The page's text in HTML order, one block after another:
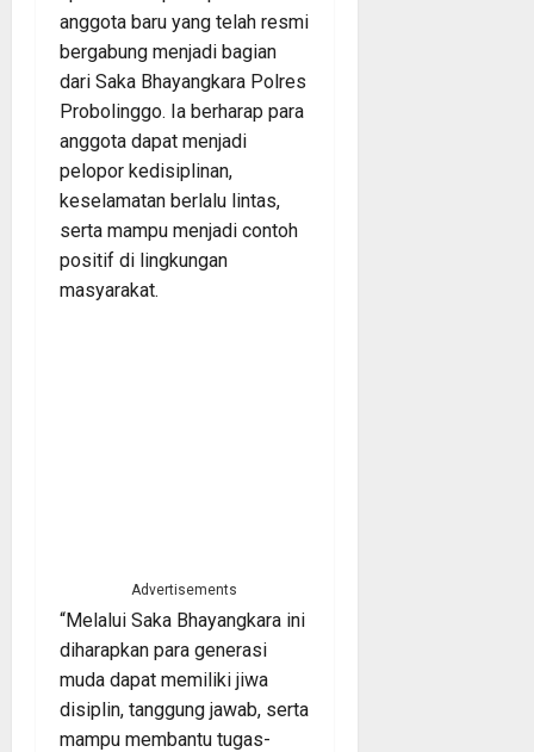
anggota baru yang telah resmi
bergabung menjadi bagian
dari Saka Bhayangkara Polres
Probolinggo. Ia berharap para
anggota dapat menjadi
pelopor kedisiplinan,
keselamatan berlalu lintas,
serta mampu menjadi contoh
positif di lingkungan
masyarakat.
Advertisements
“Melalui Saka Bhayangkara ini
diharapkan para generasi
muda dapat memiliki jiwa
disiplin, tanggung jawab, serta
mampu membantu tugas-